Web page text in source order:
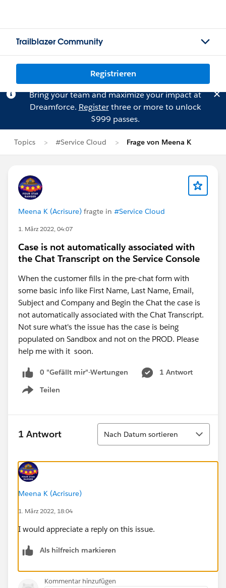
Trailblazer Community
Registrieren
Bring your team and maximize your impact at
Dreamforce. Registerthree or more to unlock
$999 passes.
Topics #Service Cloud Frage von Meena K
Meena K (Acrisure) fragte in #Service Cloud
1. März 2022, 04:07
Case is not automatically associated with
the Chat Transcript on the Service Console
When the customer fills in the pre-chat form with
some basic info like First Name, Last Name, Email,
Subject and Company and Begin the Chat the case is
not automatically associated with the Chat Transcript.
Not sure what's the issue has the case is being
populated on Sandbox and not on the PROD. Please
help me with it soon.
0 "Gefällt mir"-Wertungen
1 Antwort
Teilen
Show menu
1 Antwort
Sortieren
Nach Datum sortieren
Meena K (Acrisure)
1. März 2022, 18:04
I would appreciate a reply on this issue.
Als hilfreich markieren
Kommentar hinzufügen